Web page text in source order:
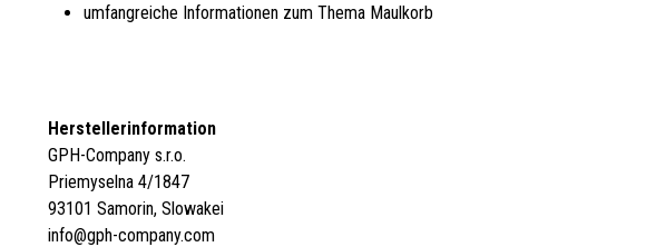
umfangreiche Informationen zum Thema Maulkorb
Herstellerinformation
GPH-Company s.r.o.
Priemyselna 4/1847
93101 Samorin, Slowakei
info@gph-company.com